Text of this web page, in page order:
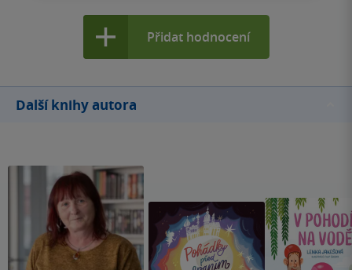
Přidat hodnocení
Další knihy autora